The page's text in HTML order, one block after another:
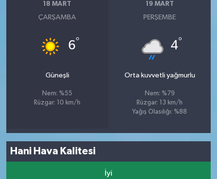
18 MART
ÇARŞAMBA
6°
Güneşli
Nem: %55
Rüzgar: 10 km/h
19 MART
PERŞEMBE
4°
Orta kuvvetli yağmurlu
Nem: %79
Rüzgar: 13 km/h
Yağış Olasılığı: %88
Hani Hava Kalitesi
İyi